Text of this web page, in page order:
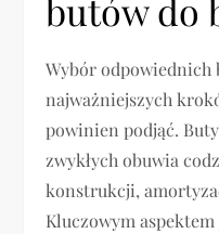
butów do
Wybór odpowiednich
najważniejszych
powinien podjąć.
zwykłych obuwia
konstrukcji,
Kluczowym